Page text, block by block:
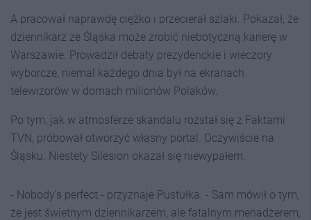
A pracował naprawdę ciężko i przecierał szlaki. Pokazał, że
dziennikarz ze Śląska może zrobić niebotyczną karierę w
Warszawie. Prowadził debaty prezydenckie i wieczory
wyborcze, niemal każdego dnia był na ekranach
telewizorów w domach milionów Polaków.
Po tym, jak w atmosferze skandalu rozstał się z Faktami
TVN, próbował otworzyć własny portal. Oczywiście na
Śląsku. Niestety Silesion okazał się niewypałem.
- Nobody’s perfect - przyznaje Pustułka. - Sam mówił o tym,
że jest świetnym dziennikarzem, ale fatalnym menadżerem,